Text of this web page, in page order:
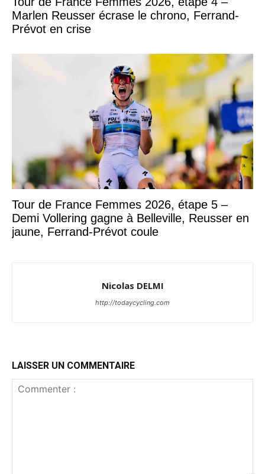
Marlen Reusser écrase le chrono, Ferrand-
Prévot en crise
Tour de France Femmes 2026, étape 5 –
Demi Vollering gagne à Belleville, Reusser en
jaune, Ferrand-Prévot coule
Nicolas DELMI
http://todaycycling.com
LAISSER UN COMMENTAIRE